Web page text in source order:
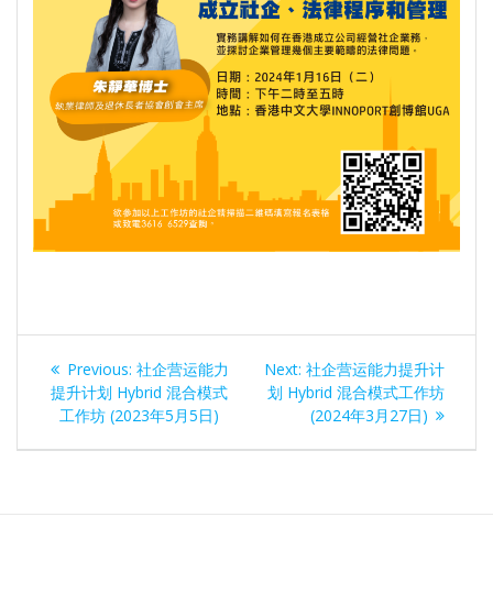
文
章
导
Previous: Previous
post:
社企营运能力
提升计划 Hybrid 混合模式
工作坊 (2023年5月5日)
Next: Next
post:
社企营运能力提升计
划 Hybrid 混合模式工作坊
(2024年3月27日)